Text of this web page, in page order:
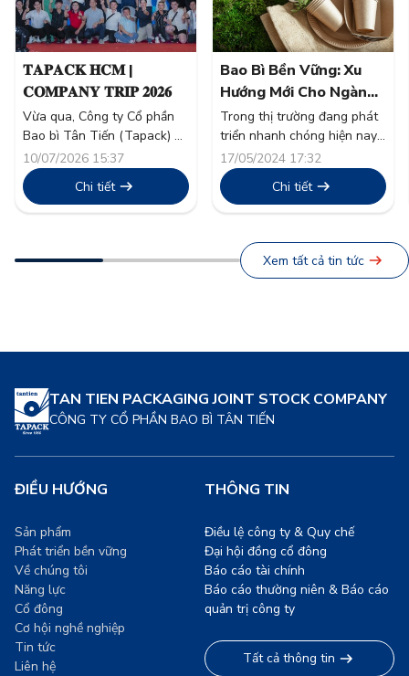
𝐓𝐀𝐏𝐀𝐂𝐊 𝐇𝐂𝐌 |
𝐂𝐎𝐌𝐏𝐀𝐍𝐘 𝐓𝐑𝐈𝐏 𝟐𝟎𝟐𝟔
Vừa qua, Công ty Cổ phần
Bao bì Tân Tiến (Tapack) đã
tổ chức thành công chương
trình nghỉ mát thường niên
“Company Trip 2026” cho
toàn thể cán bộ công nhân
10/07/2026 15:37
Chi tiết
Bao Bì Bền Vững: Xu
Hướng Mới Cho Ngành
Thực Phẩm
Trong thị trường đang phát
triển nhanh chóng hiện nay,
tính bền vững đã vượt xa
khỏi một từ thông dụng và
trở thành nền tảng trong
chiến lược doanh nghiệp.
những nguồn thải lớn toàn
cầu, đang chứng kiến sự
17/05/2024 17:32
Chi tiết
Xem tất cả tin tức
TAN TIEN PACKAGING JOINT STOCK COMPANY
CÔNG TY CỔ PHẦN BAO BÌ TÂN TIẾN
ĐIỀU HƯỚNG
Sản phẩm
Phát triển bền vững
Về chúng tôi
Năng lực
Cổ đông
Cơ hội nghề nghiệp
Tin tức
Liên hệ
THÔNG TIN
Điều lệ công ty & Quy chế
Đại hội đồng cổ đông
Báo cáo tài chính
Báo cáo thường niên & Báo cáo
quản trị công ty
Tất cả thông tin